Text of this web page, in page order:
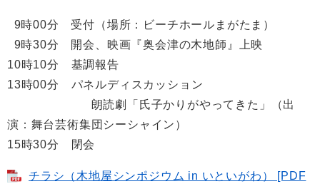
9時00分 受付（場所：ビーチホールまがたま）
9時30分 開会、映画『奥会津の木地師』上映
10時10分 基調報告
13時00分 パネルディスカッション
朗読劇「氏子かりがやってきた」（出
演：舞台芸術集団シーシャイン）
15時30分 閉会
チラシ（木地屋シンポジウム in いといがわ） [PDF